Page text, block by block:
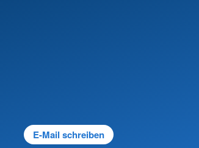
E-Mail schreiben